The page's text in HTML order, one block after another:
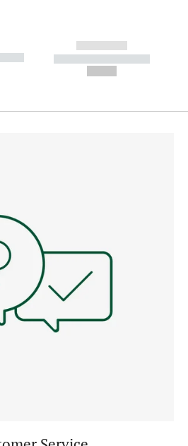
------------
----------- -----------